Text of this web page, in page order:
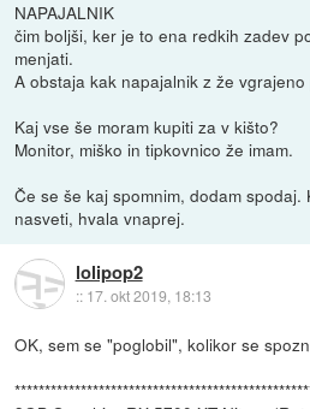
NAPAJALNIK
čim boljši, ker je to ena redkih zadev
menjati.
A obstaja kak napajalnik z že
Kaj vse še moram kupiti za v kišto?
Monitor, miško in tipkovnico že imam.
Če se še kaj spomnim, dodam spodaj.
nasveti, hvala vnaprej.
lolipop2
:: 17. okt 2019, 18:13
OK, sem se "poglobil", kolikor se